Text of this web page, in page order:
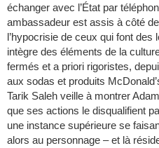
échanger avec l’État par
ambassadeur est assis à côté
l’hypocrisie de ceux qui font
intègre des éléments de la
fermés et a priori rigoristes,
aux sodas et produits
Tarik Saleh veille à montrer
que ses actions le disqualifient
une instance supérieure se
alors au personnage – et là